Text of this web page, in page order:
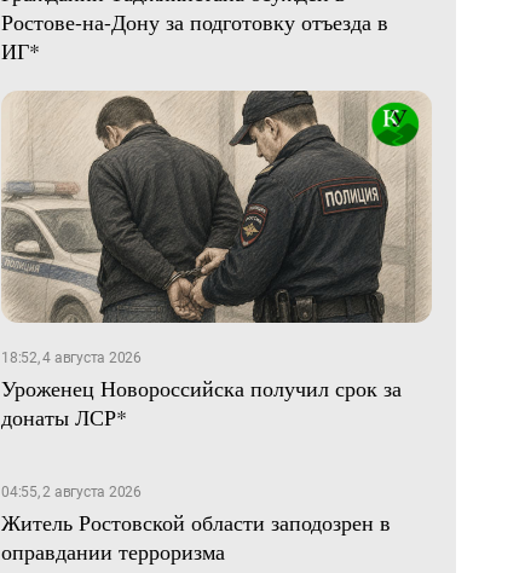
Ростове-на-Дону за подготовку отъезда в
ИГ*
18:52, 4 августа 2026
Уроженец Новороссийска получил срок за
донаты ЛСР*
04:55, 2 августа 2026
Житель Ростовской области заподозрен в
оправдании терроризма